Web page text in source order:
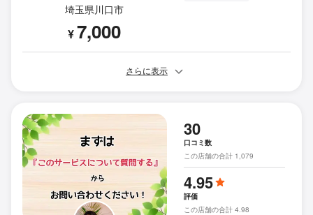
埼玉県川口市
¥7,000
さらに表示
30
口コミ数
この店舗の合計 1,079
4.95
評価
この店舗の合計 4.98